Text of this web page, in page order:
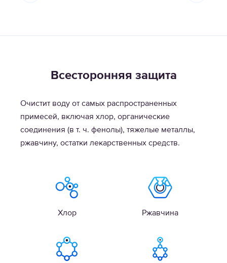
Всесторонняя защита
Очистит воду от самых распространенных
примесей, включая хлор, органические
соединения (в т. ч. фенолы), тяжелые металлы,
ржавчину, остатки лекарственных средств.
Хлор Ржавчина